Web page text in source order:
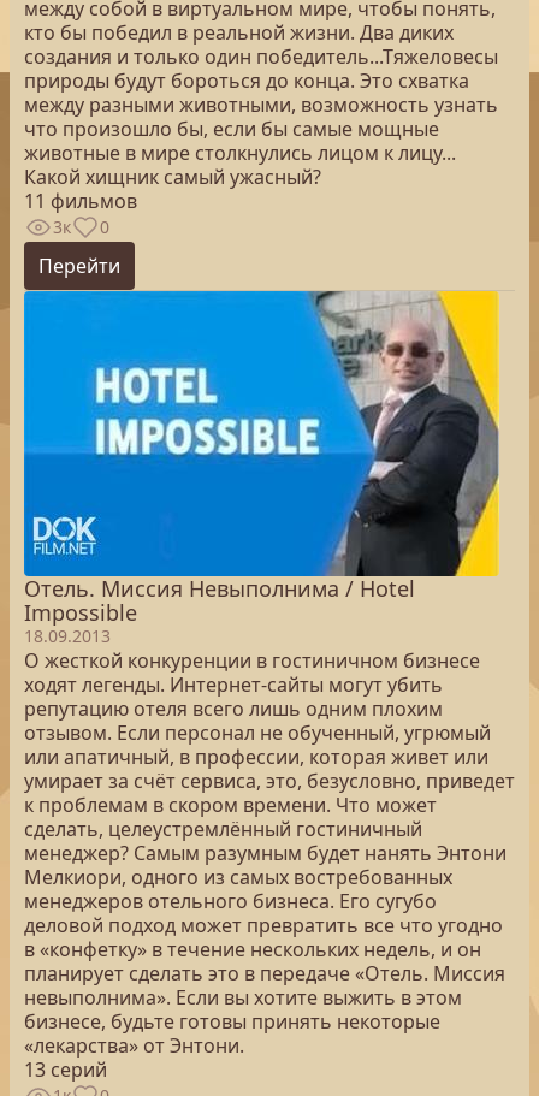
между собой в виртуальном мире, чтобы понять,
кто бы победил в реальной жизни. Два диких
создания и только один победитель...Тяжеловесы
природы будут бороться до конца. Это схватка
между разными животными, возможность узнать
что произошло бы, если бы самые мощные
животные в мире столкнулись лицом к лицу...
Какой хищник самый ужасный?
11 фильмов
3к 0
Перейти
Отель. Миссия Невыполнима / Hotel
Impossible
18.09.2013
О жесткой конкуренции в гостиничном бизнесе
ходят легенды. Интернет-сайты могут убить
репутацию отеля всего лишь одним плохим
отзывом. Если персонал не обученный, угрюмый
или апатичный, в профессии, которая живет или
умирает за счёт сервиса, это, безусловно, приведет
к проблемам в скором времени. Что может
сделать, целеустремлённый гостиничный
менеджер? Самым разумным будет нанять Энтони
Мелкиори, одного из самых востребованных
менеджеров отельного бизнеса. Его сугубо
деловой подход может превратить все что угодно
в «конфетку» в течение нескольких недель, и он
планирует сделать это в передаче «Отель. Миссия
невыполнима». Если вы хотите выжить в этом
бизнесе, будьте готовы принять некоторые
«лекарства» от Энтони.
13 серий